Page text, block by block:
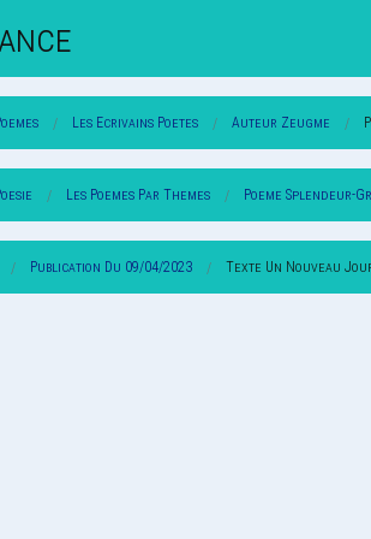
Les Ecrivains Poetes Auteur Zeugme
Les Poemes Par Themes Poeme Splendeur-
Publication Du 09/04/2023 Texte Un Nouveau